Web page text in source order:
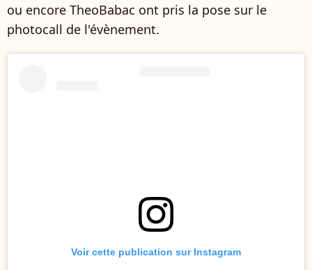
ou encore TheoBabac ont pris la pose sur le
photocall de l'évènement.
Voir cette publication sur Instagram